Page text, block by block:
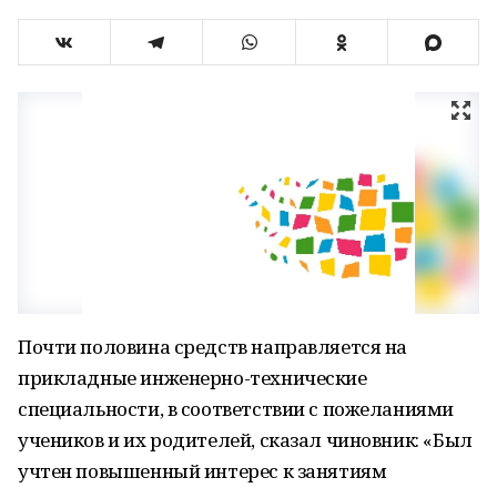
Почти половина средств направляется на
прикладные инженерно-технические
специальности, в соответствии с пожеланиями
учеников и их родителей, сказал чиновник: «Был
учтен повышенный интерес к занятиям